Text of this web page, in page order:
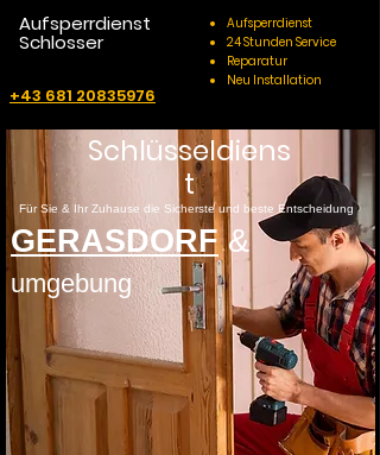
Aufsperrdienst
Schlosser
+43 681 20835976
Aufsperrdienst
24 Stunden Service
Reparatur
Neu Installation
Schlüsseldiens
t
Für Sie & Ihr Zuhause die Sicherste und beste Entscheidung
GERASDORF &
umgebung